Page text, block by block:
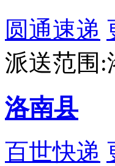
圆通速递
派送范围
洛南县
百世快递